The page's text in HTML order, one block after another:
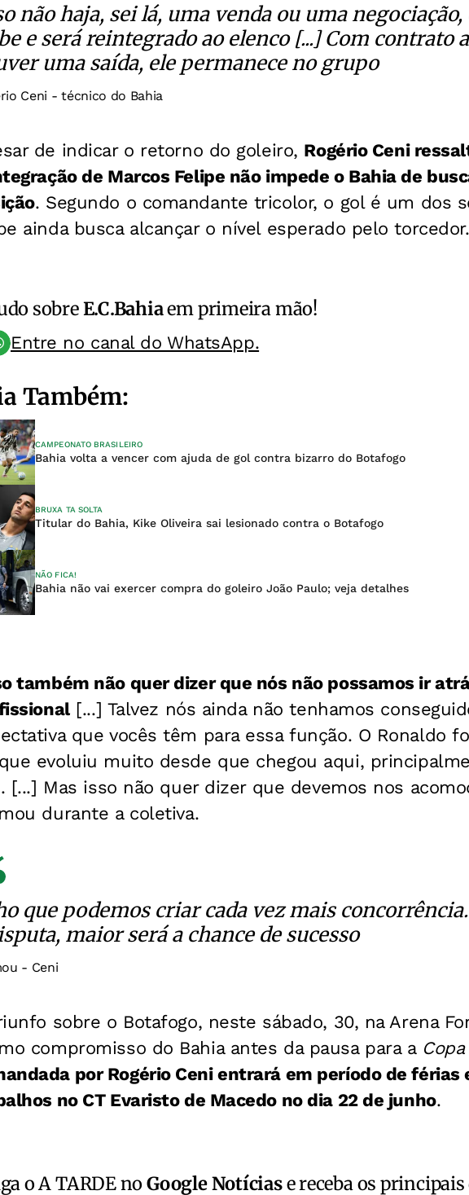
não haja, sei lá, uma venda ou uma
e será reintegrado ao elenco [...] Com contrato
uma saída, ele permanece no grupo
Ceni - técnico do Bahia
de indicar o retorno do goleiro, Rogério Ceni
de Marcos Felipe não impede o Bahia de
. Segundo o comandante tricolor, o gol é um dos
ainda busca alcançar o nível esperado pelo torcedor.
sobreE.C.Bahiaem primeira mão!
Entre no canal do WhatsApp.
Também:
CAMPEONATO BRASILEIRO
Bahia volta a vencer com ajuda de gol contra bizarro do Botafogo
BRUXA TA SOLTA
Titular do Bahia, Kike Oliveira sai lesionado contra o Botafogo
NÃO FICA!
Bahia não vai exercer compra do goleiro João Paulo; veja detalhes
também não quer dizer que nós não possamos ir
[...] Talvez nós ainda não tenhamos
que vocês têm para essa função. O Ronaldo
evoluiu muito desde que chegou aqui,
[...] Mas isso não quer dizer que devemos nos
durante a coletiva.
que podemos criar cada vez mais
maior será a chance de sucesso
- Ceni
sobre o Botafogo, neste sábado, 30, na Arena
compromisso do Bahia antes da pausa para a
por Rogério Ceni entrará em período de férias
no CT Evaristo de Macedo no dia 22 de junho.
o A TARDE noGoogle Notíciase receba os principais